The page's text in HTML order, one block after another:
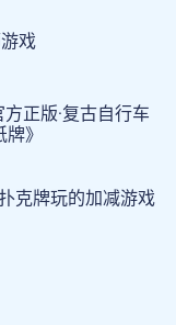
戏
正版·复古自行车
》
克牌玩的加减游戏